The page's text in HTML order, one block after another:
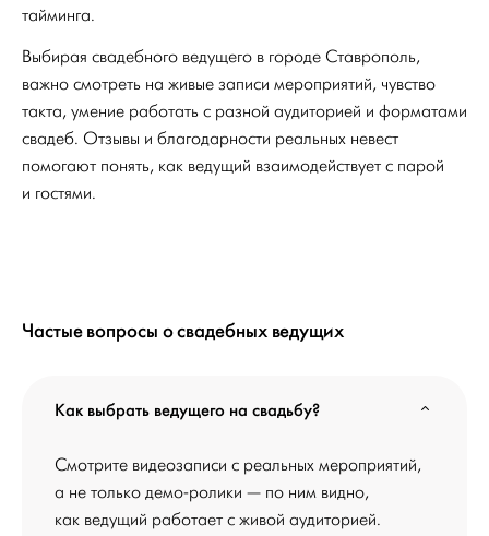
тайминга.
Выбирая свадебного ведущего в городе Ставрополь,
важно смотреть на живые записи мероприятий, чувство
такта, умение работать с разной аудиторией и форматами
свадеб. Отзывы и благодарности реальных невест
помогают понять, как ведущий взаимодействует с парой
и гостями.
Частые вопросы о свадебных ведущих
Как выбрать ведущего на свадьбу?
Смотрите видеозаписи с реальных мероприятий,
а не только демо-ролики — по ним видно,
как ведущий работает с живой аудиторией.